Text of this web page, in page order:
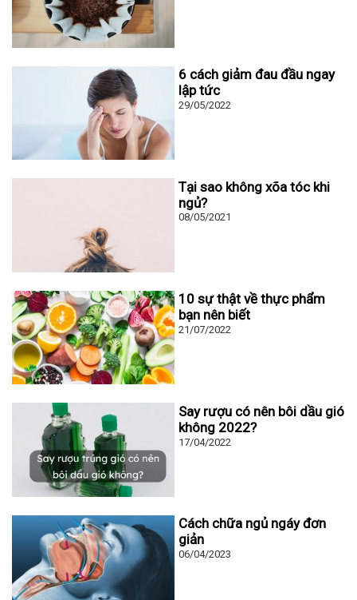
6 cách giảm đau đầu ngay
lập tức
29/05/2022
Tại sao không xõa tóc khi
ngủ?
08/05/2021
10 sự thật về thực phẩm
bạn nên biết
21/07/2022
Say rượu có nên bôi dầu gió
không 2022?
17/04/2022
Cách chữa ngủ ngáy đơn
giản
06/04/2023